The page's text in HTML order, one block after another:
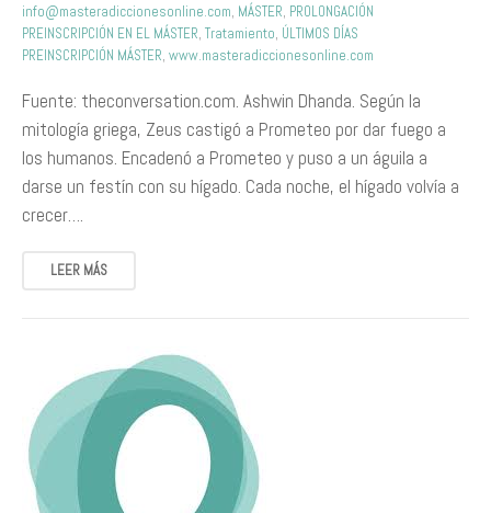
info@masteradiccionesonline.com, MÁSTER, PROLONGACIÓN
PREINSCRIPCIÓN EN EL MÁSTER, Tratamiento, ÚLTIMOS DÍAS
PREINSCRIPCIÓN MÁSTER, www.masteradiccionesonline.com
Fuente: theconversation.com. Ashwin Dhanda. Según la
mitología griega, Zeus castigó a Prometeo por dar fuego a
los humanos. Encadenó a Prometeo y puso a un águila a
darse un festín con su hígado. Cada noche, el hígado volvía a
crecer….
LEER MÁS